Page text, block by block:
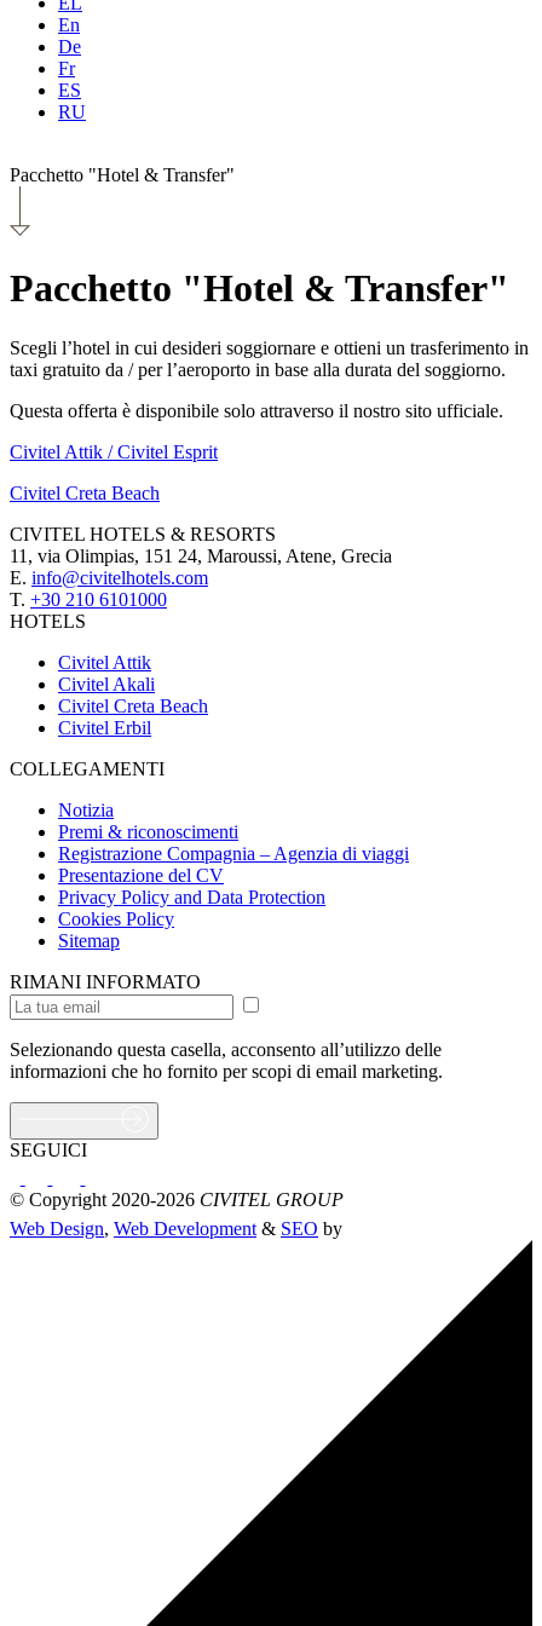
En
De
Fr
ES
RU
Pacchetto "Hotel & Transfer"
Pacchetto "Hotel & Transfer"
Scegli l’hotel in cui desideri soggiornare e ottieni un trasferimento in
taxi gratuito da / per l’aeroporto in base alla durata del soggiorno.
Questa offerta è disponibile solo attraverso il nostro sito ufficiale.
Civitel Attik / Civitel Esprit
Civitel Creta Beach
CIVITEL HOTELS & RESORTS
11, via Olimpias, 151 24, Maroussi, Atene, Grecia
E. info@civitelhotels.com
T. +30 210 6101000
HOTELS
Civitel Attik
Civitel Akali
Civitel Creta Beach
Civitel Erbil
COLLEGAMENTI
Notizia
Premi & riconoscimenti
Registrazione Compagnia – Agenzia di viaggi
Presentazione del CV
Privacy Policy and Data Protection
Cookies Policy
Sitemap
RIMANI INFORMATO
Selezionando questa casella, acconsento all’utilizzo delle
informazioni che ho fornito per scopi di email marketing.
SEGUICI
© Copyright 2020-2026 CIVITEL GROUP
Web Design, Web Development & SEO by